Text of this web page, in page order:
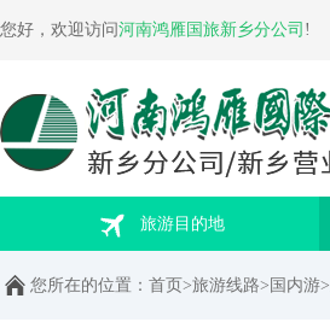
您好，欢迎访问河南鸿雁国旅新乡分公司 !
旅游目的地
您所在的位置： 首页 >旅游线路> 国内游>